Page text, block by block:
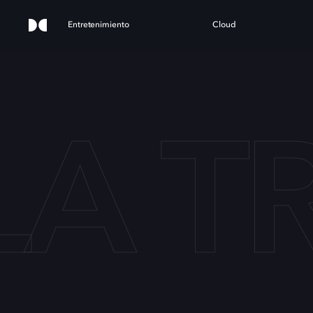
Entretenimiento Cloud